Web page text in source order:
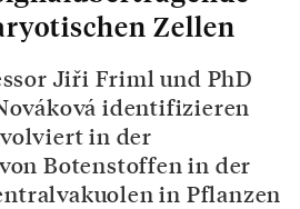
Zellen
Jiři Friml und PhD
identifizieren
in der
Botenstoffen in der
in Pflanzen